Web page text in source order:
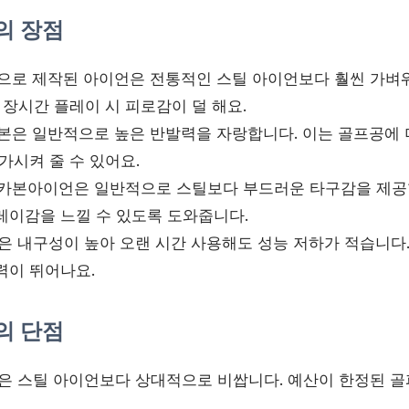
장점
로 제작된 아이언은 전통적인 스틸 아이언보다 훨씬 가벼
시간 플레이 시 피로감이 덜 해요.
은 일반적으로 높은 반발력을 자랑합니다. 이는 골프공에
시켜 줄 수 있어요.
본아이언은 일반적으로 스틸보다 부드러운 타구감을 제
이감을 느낄 수 있도록 도와줍니다.
내구성이 높아 오랜 시간 사용해도 성능 저하가 적습니
이 뛰어나요.
단점
스틸 아이언보다 상대적으로 비쌉니다. 예산이 한정된